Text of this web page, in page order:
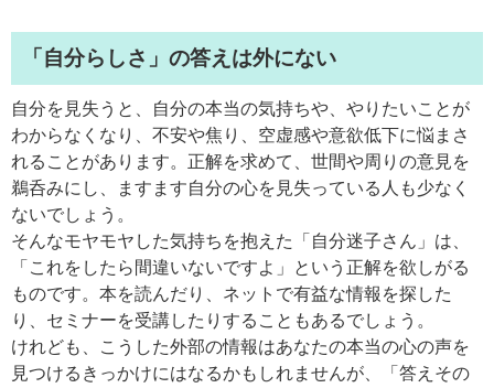
「自分らしさ」の答えは外にない
自分を見失うと、自分の本当の気持ちや、やりたいことが
わからなくなり、不安や焦り、空虚感や意欲低下に悩まさ
れることがあります。正解を求めて、世間や周りの意見を
鵜呑みにし、ますます自分の心を見失っている人も少なく
ないでしょう。
そんなモヤモヤした気持ちを抱えた「自分迷子さん」は、
「これをしたら間違いないですよ」という正解を欲しがる
ものです。本を読んだり、ネットで有益な情報を探した
り、セミナーを受講したりすることもあるでしょう。
けれども、こうした外部の情報はあなたの本当の心の声を
見つけるきっかけにはなるかもしれませんが、「答えその